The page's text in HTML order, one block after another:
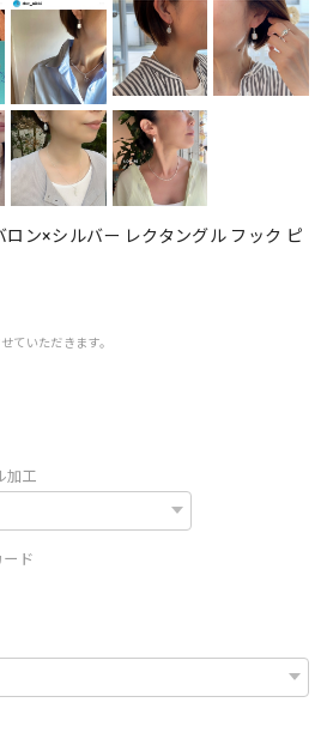
ロン×シルバー レクタングル フック ピ
ていただきます。
加工
ード